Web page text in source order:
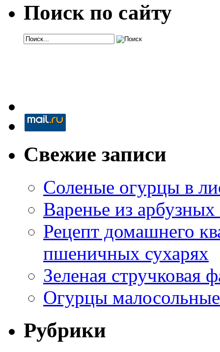
Поиск по сайту
Свежие записи
Соленые огурцы в
Варенье из
Рецепт домашнего
пшеничных сухарях
Зеленая стручковая
Огурцы
Рубрики